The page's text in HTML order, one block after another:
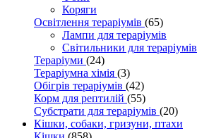
Коряги
Освітлення тераріумів (65)
Лампи для тераріумів
Світильники для тераріумів
Тераріуми (24)
Тераріумна хімія (3)
Обігрів тераріумів (42)
Корм для рептилій (55)
Субстрати для тераріумів (20)
Кішки, собаки, гризуни, птахи